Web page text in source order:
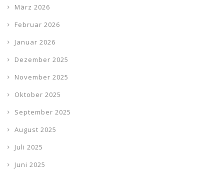
März 2026
Februar 2026
Januar 2026
Dezember 2025
November 2025
Oktober 2025
September 2025
August 2025
Juli 2025
Juni 2025